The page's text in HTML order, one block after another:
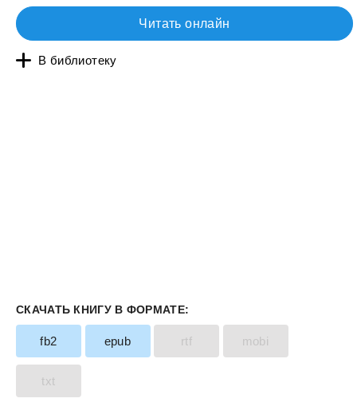
Читать онлайн
В библиотеку
СКАЧАТЬ КНИГУ В ФОРМАТЕ:
fb2 epub rtf mobi
txt